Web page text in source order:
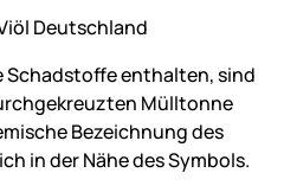
Deutschland
Schadstoffe enthalten, sind
Mülltonne
Bezeichnung des
in der Nähe des Symbols.